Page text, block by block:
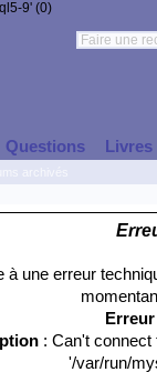
9' (0)
Questions Livres
à une erreur
: Can't connect
'/var/run/